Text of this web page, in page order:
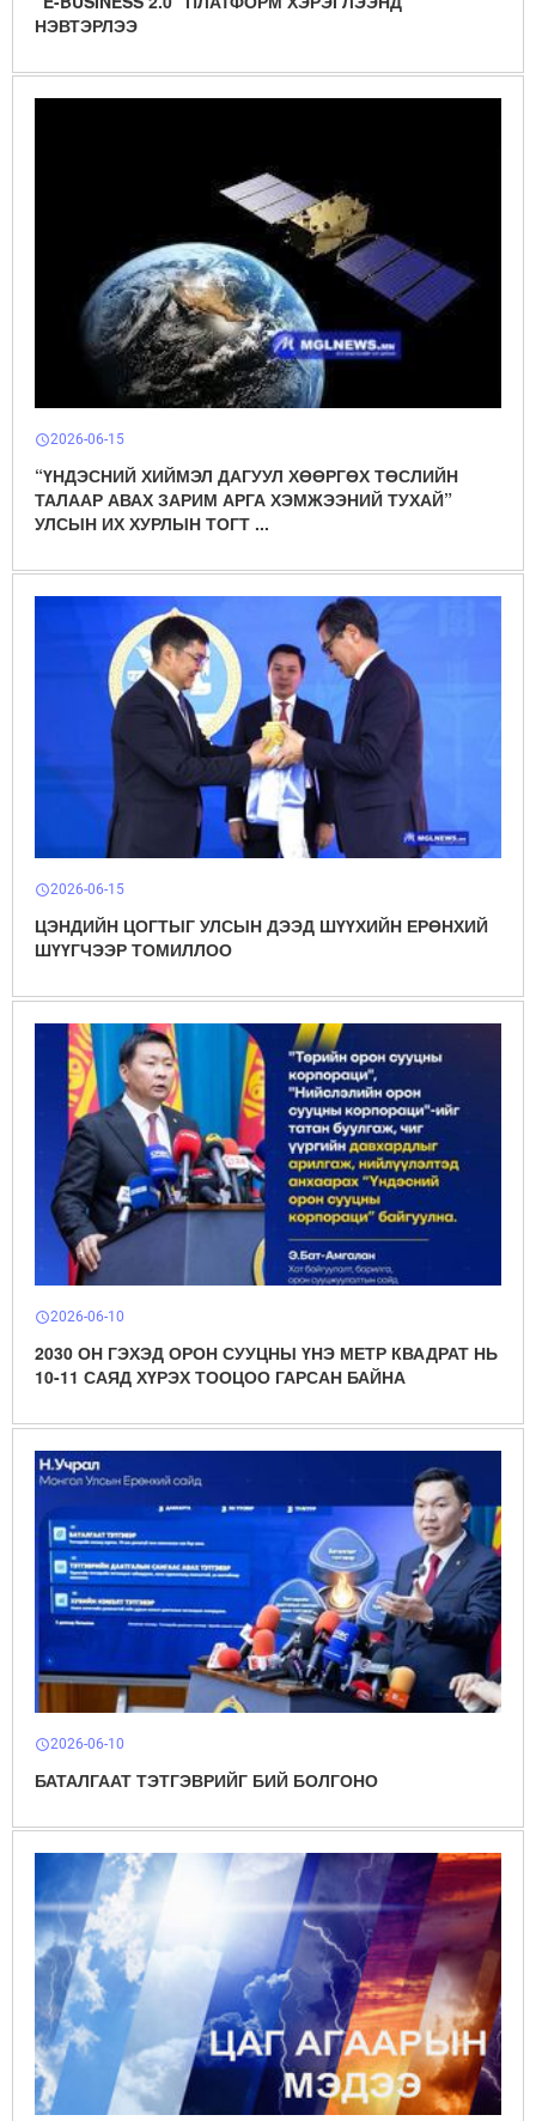
НЭВТЭРЛЭЭ
schedule2026-06-15
“ҮНДЭСНИЙ ХИЙМЭЛ ДАГУУЛ ХӨӨРГӨХ ТӨСЛИЙН
ТАЛААР АВАХ ЗАРИМ АРГА ХЭМЖЭЭНИЙ ТУХАЙ”
УЛСЫН ИХ ХУРЛЫН ТОГТ ...
schedule2026-06-15
ЦЭНДИЙН ЦОГТЫГ УЛСЫН ДЭЭД ШҮҮХИЙН ЕРӨНХИЙ
ШҮҮГЧЭЭР ТОМИЛЛОО
schedule2026-06-10
2030 ОН ГЭХЭД ОРОН СУУЦНЫ ҮНЭ МЕТР КВАДРАТ НЬ
10-11 САЯД ХҮРЭХ ТООЦОО ГАРСАН БАЙНА
schedule2026-06-10
БАТАЛГААТ ТЭТГЭВРИЙГ БИЙ БОЛГОНО